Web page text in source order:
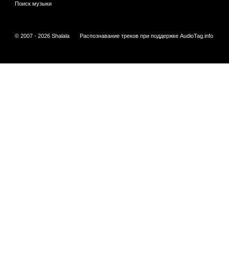
Поиск музыки
© 2007 - 2026 Shalala Распознавание треков при поддержке AudioTag.info